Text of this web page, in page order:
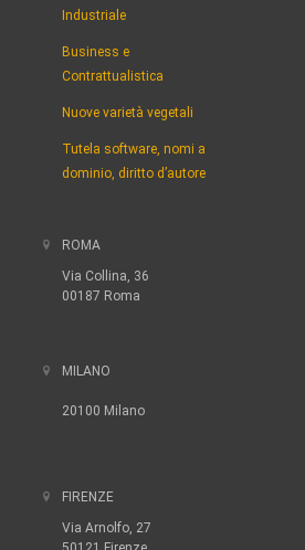
Industriale
Business e
Contrattualistica
Nuove varietà vegetali
Tutela software, nomi a
dominio, diritto d’autore
ROMA
Via Collina, 36
00187 Roma
MILANO
20100 Milano
FIRENZE
Via Arnolfo, 27